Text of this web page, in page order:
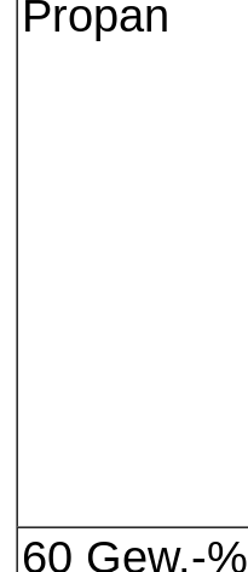
Propan
60 Gew.-%